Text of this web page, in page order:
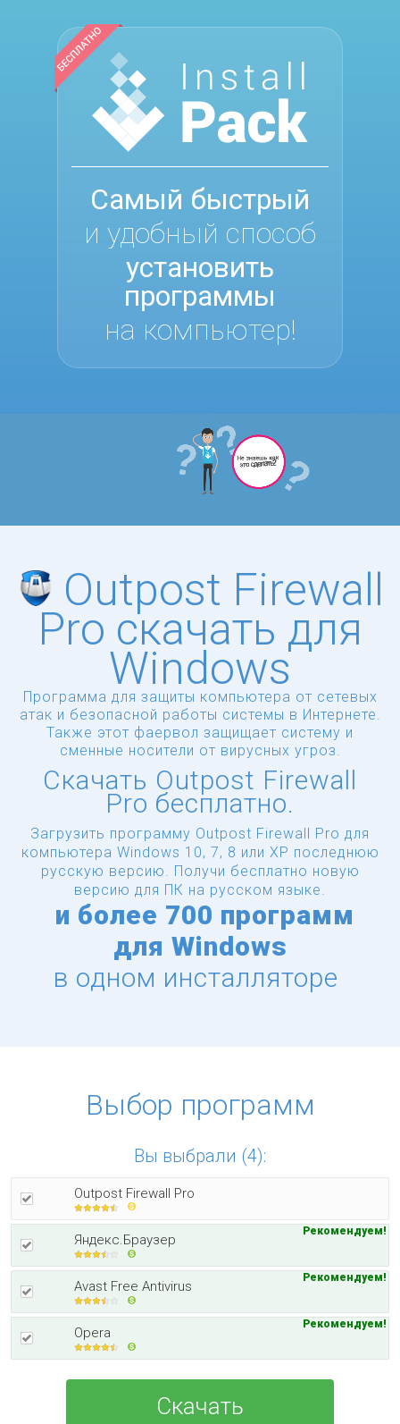
Самый быстрый
и удобный способ
установить
программы
на компьютер!
Outpost Firewall
Pro скачать для
Windows
Программа для защиты компьютера от сетевых
атак и безопасной работы системы в Интернете.
Также этот фаервол защищает систему и
сменные носители от вирусных угроз.
Скачать Outpost Firewall
Pro бесплатно.
Загрузить программу Outpost Firewall Pro для
компьютера Windows 10, 7, 8 или XP последнюю
русскую версию.
Получи бесплатно новую
версию для ПК на русском языке.
и более 700 программ
для Windows
в одном инсталляторе
Выбор программ
Вы выбрали (4):
Outpost Firewall Pro
Яндекс.Браузер
Рекомендуем!
Avast Free Antivirus
Рекомендуем!
Opera
Рекомендуем!
Скачать